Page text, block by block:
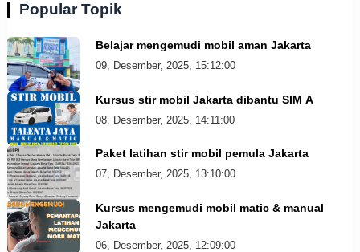
Popular Topik
Belajar mengemudi mobil aman Jakarta
09, Desember, 2025, 15:12:00
Kursus stir mobil Jakarta dibantu SIM A
08, Desember, 2025, 14:11:00
Paket latihan stir mobil pemula Jakarta
07, Desember, 2025, 13:10:00
Kursus mengemudi mobil matic & manual
Jakarta
06, Desember, 2025, 12:09:00